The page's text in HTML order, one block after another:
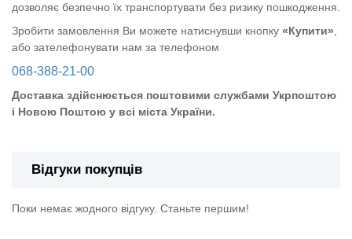
дозволяє безпечно їх транспортувати без ризику пошкодження.
Зробити замовлення Ви можете натиснувши кнопку «Купити»
або зателефонувати нам за телефоном
068-388-21-00
Доставка здійснюється поштовими службами Укрпоштою
і Новою Поштою у всі міста України.
Відгуки покупців
Поки немає жодного відгуку. Станьте першим!